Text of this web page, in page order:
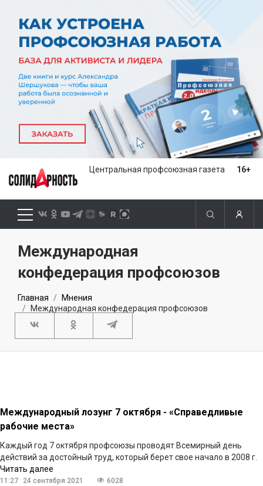
Центральная профсоюзная газета 16+
Международная
конфедерация профсоюзов
Главная
Мнения
Международная конфедерация профсоюзов
Международный лозунг 7 октября - «Справедливые
рабочие места»
Каждый год 7 октября профсоюзы проводят Всемирный день
действий за достойный труд, который берет свое начало в 2008 г.
Читать далее
11:27 24 сентября 2021 6028